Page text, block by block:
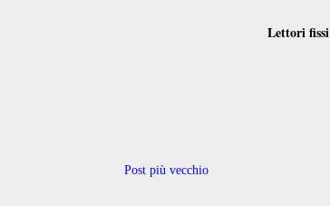
Post più vecchio
Lettori fissi